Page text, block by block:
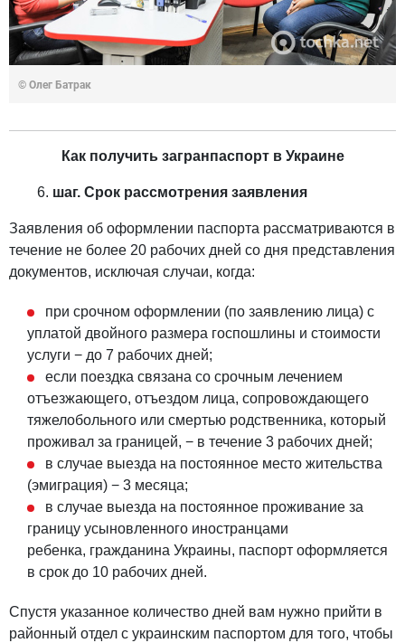
© Олег Батрак
Как получить загранпаспорт в Украине
шаг. Срок рассмотрения заявления
Заявления об оформлении паспорта рассматриваются в
течение не более 20 рабочих дней со дня представления
документов, исключая случаи, когда:
при срочном оформлении (по заявлению лица) с
уплатой двойного размера госпошлины и стоимости
услуги − до 7 рабочих дней;
если поездка связана со срочным лечением
отъезжающего, отъездом лица, сопровождающего
тяжелобольного или смертью родственника, который
проживал за границей, − в течение 3 рабочих дней;
в случае выезда на постоянное место жительства
(эмиграция) − 3 месяца;
в случае выезда на постоянное проживание за
границу усыновленного иностранцами
ребенка, гражданина Украины, паспорт оформляется
в срок до 10 рабочих дней.
Спустя указанное количество дней вам нужно прийти в
районный отдел с украинским паспортом для того, чтобы